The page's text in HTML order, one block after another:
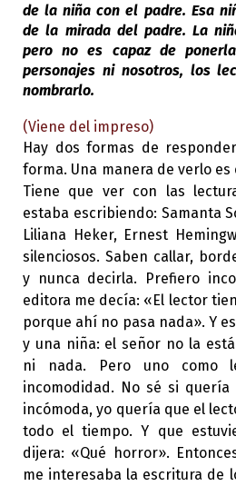
de la niña con el padre. Esa
de la mirada del padre. La
pero no es capaz de
personajes ni nosotros, los
nombrarlo.
(Viene del impreso)
Hay dos formas de
forma. Una manera de verlo
Tiene que ver con las
estaba escribiendo: Samanta
Liliana Heker, Ernest
silenciosos. Saben callar,
y nunca decirla. Prefiero
editora me decía: «El lector
porque ahí no pasa nada». Y
y una niña: el señor no la
ni nada. Pero uno como
incomodidad. No sé si
incómoda, yo quería que el
todo el tiempo. Y que
dijera: «Qué horror».
me interesaba la escritura de